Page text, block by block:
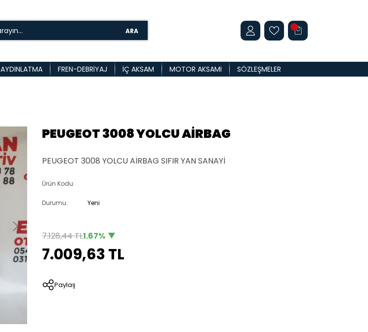
ARA
AYDINLATMA FREN-DEBRIYAJ İÇ AKSAM MOTOR AKSAMI SÖZLEŞMELER
PEUGEOT 3008 YOLCU AİRBAG
PEUGEOT 3008 YOLCU AİRBAG SIFIR YAN SANAYİ
Ürün Kodu:
Durumu: Yeni
7.128,44 TL1.67%
7.009,63 TL
Paylaş